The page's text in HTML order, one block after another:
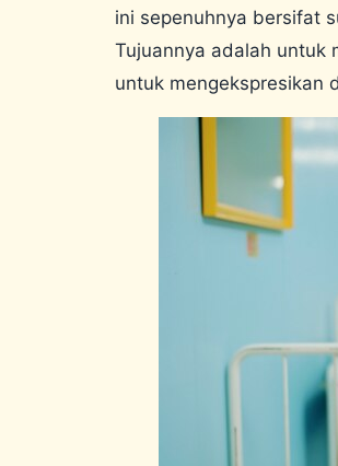
ini sepenuhnya bersifat
Tujuannya adalah untuk
untuk mengekspresikan